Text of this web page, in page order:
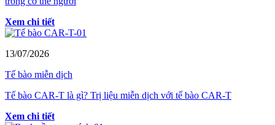
Xem chi tiết
13/07/2026
Tế bào miễn dịch
Tế bào CAR-T là gì? Trị liệu miễn dịch với tế bào CAR-T
Xem chi tiết